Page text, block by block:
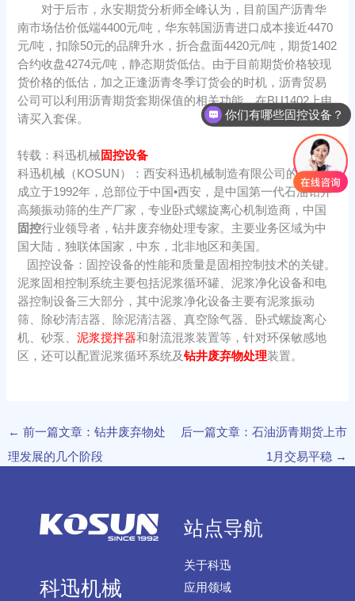
对于后市，永安期货分析师全峰认为，目前国产沥青华
南市场估价低端4400元/吨，华东韩国沥青进口成本接近4470
元/吨，扣除50元的品牌升水，折合盘面4420元/吨，期货1402
合约收盘4274元/吨，静态期货低估。由于目前期货价格较现
货价格的低估，加之正逢沥青冬季订货会的时机，沥青贸易
公司可以利用沥青期货套期保值的相关功能，在BU1402上申
请买入套保。
转载：科迅机械固控设备
科迅机械（KOSUN）：西安科迅机械制造有限公司的简称，
成立于1992年，总部位于中国•西安，是中国第一代石油钻井
高频振动筛的生产厂家，专业卧式螺旋离心机制造商，中国
固控行业领导者，钻井废弃物处理专家。主要业务区域为中
国大陆，独联体国家，中东，北非地区和美国。
固控设备：固控设备的性能和质量是固相控制技术的关键。
泥浆固相控制系统主要包括泥浆循环罐、泥浆净化设备和电
器控制设备三大部分，其中泥浆净化设备主要有泥浆振动
筛、除砂清洁器、除泥清洁器、真空除气器、卧式螺旋离心
机、砂泵、泥浆搅拌器和射流混浆装置等，针对环保敏感地
区，还可以配置泥浆循环系统及钻井废弃物处理装置。
← 前一篇文章：钻井废弃物处
理发展的几个阶段
后一篇文章：石油沥青期货上市
1月交易平稳 →
科迅机械
站点导航
关于科迅
应用领域
你们有哪些固控设备？